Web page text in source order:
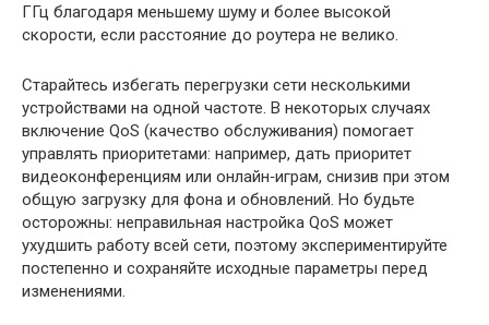
ГГц благодаря меньшему шуму и более высокой
скорости, если расстояние до роутера не велико.
Старайтесь избегать перегрузки сети несколькими
устройствами на одной частоте. В некоторых случаях
включение QoS (качество обслуживания) помогает
управлять приоритетами: например, дать приоритет
видеоконференциям или онлайн‑играм, снизив при этом
общую загрузку для фона и обновлений. Но будьте
осторожны: неправильная настройка QoS может
ухудшить работу всей сети, поэтому экспериментируйте
постепенно и сохраняйте исходные параметры перед
изменениями.